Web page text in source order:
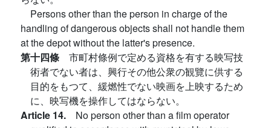
Persons other than the person in charge of the
handling of dangerous objects shall not handle them
at the depot without the latter's presence.
第十四條 市町村條例で定める資格を有する映写技
術者でない者は、興行その他公衆の観覽に供する
目的をもつて、緩燃性でない映画を上映するため
に、映写機を操作してはならない。
Article 14. No person other than a film operator